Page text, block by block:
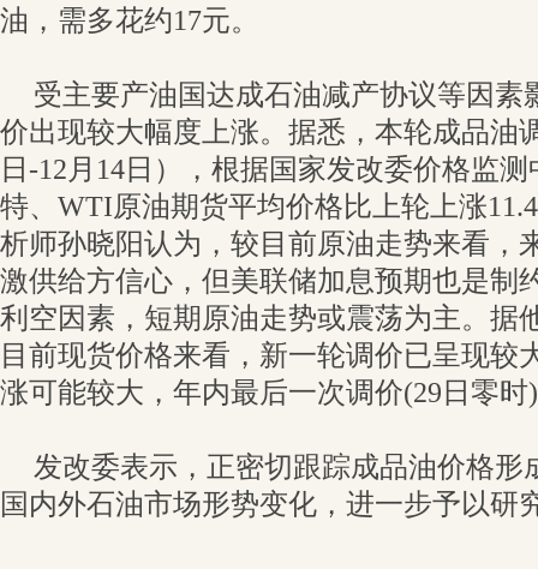
油，需多花约17元。
受主要产油国达成石油减产协议等因素
价出现较大幅度上涨。据悉，本轮成品油
日-12月14日），根据国家发改委价格监
特、WTI原油期货平均价格比上轮上涨
析师孙晓阳认为，较目前原油走势来看，
激供给方信心，但美联储加息预期也是制
利空因素，短期原油走势或震荡为主。据
目前现货价格来看，新一轮调价已呈现较
涨可能较大，年内最后一次调价(29日零
发改委表示，正密切跟踪成品油价格形
国内外石油市场形势变化，进一步予以研